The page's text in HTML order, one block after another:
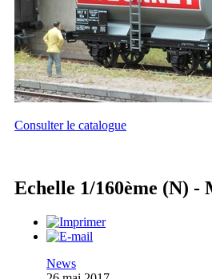
Consulter le catalogue
Echelle 1/160ème (N)
News